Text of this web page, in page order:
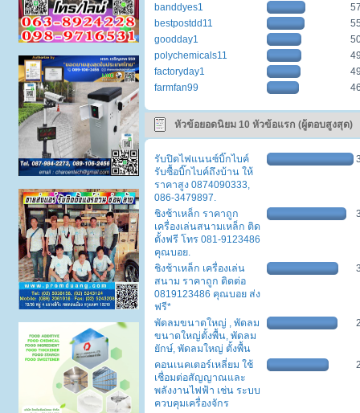
banddyes1
bestpostdd11
goodday1
polychemicals11
factoryday1
farmfan99
หัวข้อยอดนิยม 10 หัวข้อแรก (ผู้ตอบสูงสุด)
รับปิดไฟแนนซ์บิ๊กไบค์
รับซื้อบิ๊กไบค์ถึงบ้าน ให้
ราคาสูง 0874090333,
086-3479897.
ชิงช้าเหล็ก ราคาถูก
เครื่องเล่นสนามเหล็ก ติด
ตั้งฟรี โทร 081-9123486
คุณบอย.
ชิงช้าเหล็ก เครื่องเล่น
สนาม ราคาถูก ติดต่อ
0819123486 คุณบอย ส่ง
ฟรี*
พัดลมขนาดใหญ่ , พัดลม
ขนาดใหญ่ตั้งพื้น, พัดลม
ยักษ์, พัดลมใหญ่ ตั้งพื้น
คอนเนคเตอร์เหลี่ยม ใช้
เชื่อมต่อสัญญาณและ
พลังงานไฟฟ้า เช่น ระบบ
ควบคุมเครื่องจักร